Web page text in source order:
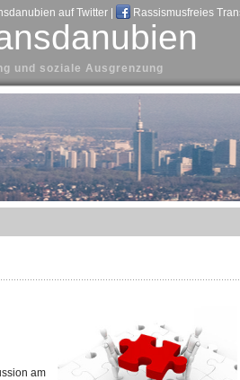
auf Twitter Rassismusfreies
und soziale Ausgrenzung
am